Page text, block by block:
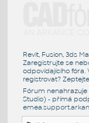
Revit, Fusion, 3ds
Zaregistrujte se
odpovídajícího fóra.
registrovat?
Fórum
Studio) - přímá